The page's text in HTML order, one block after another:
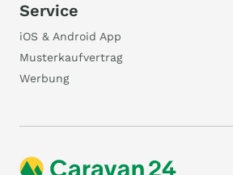
Service
iOS & Android App
Musterkaufvertrag
Werbung